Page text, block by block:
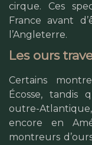
cirque. Ces
France avant
l’Angleterre.
Les ours
Certains
Écosse, tandis
outre-
encore en
montreurs